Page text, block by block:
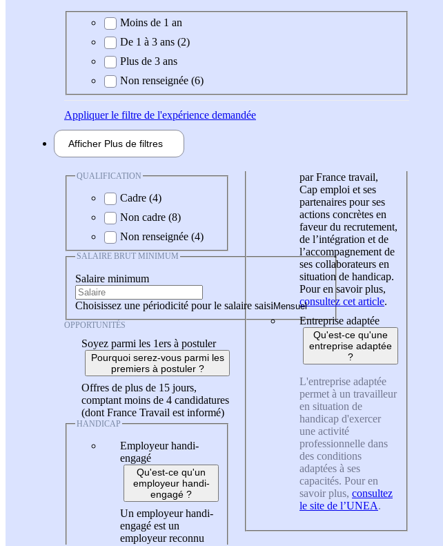
Expérience demandée
Moins de 1 an
De 1 à 3 ans (2)
Plus de 3 ans
Non renseignée (6)
Appliquerle filtre de l'expérience demandée
Afficher Plus de filtres
QUALIFICATION
Cadre (4)
Non cadre (8)
Non renseignée (4)
SALAIRE BRUT MINIMUM
Salaire minimum
Choisissez une périodicité pour le salaire saisi
OPPORTUNITÉS
Soyez parmi les 1ers à postuler
Pourquoi serez-vous parmi les
premiers à postuler ?
Offres de plus de 15 jours,
comptant moins de 4 candidatures
(dont France Travail est informé)
HANDICAP
Employeur handi-
engagé
Qu'est-ce qu'un
employeur handi-
engagé ?
Un employeur handi-
engagé est un
employeur reconnu
par France travail,
Cap emploi et ses
partenaires pour ses
actions concrètes en
faveur du recrutement,
de l’intégration et de
l’accompagnement de
ses collaborateurs en
situation de handicap.
Pour en savoir plus,
consultez cet article.
Entreprise adaptée
Qu'est-ce qu'une
entreprise adaptée
?
L'entreprise adaptée
permet à un travailleur
en situation de
handicap d'exercer
une activité
professionnelle dans
des conditions
adaptées à ses
capacités. Pour en
savoir plus, consultez
le site de l’UNEA.